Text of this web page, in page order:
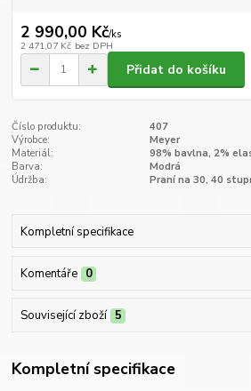
2 990,00 Kč/ks
2 471,07 Kč bez DPH
Přidat do košíku
Číslo produktu:
407
Výrobce:
Meyer
Materiál:
98% bavlna, 2%
Barva:
Modrá
Údržba:
Praní na 30, 40
Kompletní specifikace
Komentáře 0
Související zboží 5
Kompletní specifikace